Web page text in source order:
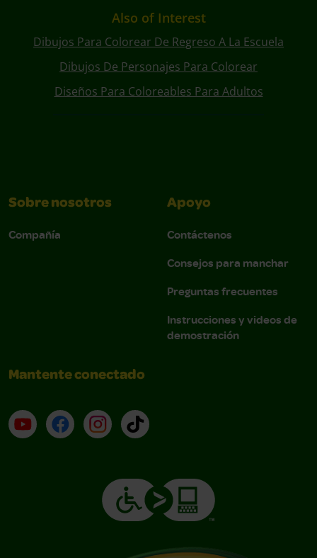
Also of Interest
Dibujos Para Colorear De Regreso A La Escuela
Dibujos De Personajes Para Colorear
Diseños Para Coloreables Para Adultos
Sobre nosotros
Compañía
Apoyo
Contáctenos
Consejos para manchar
Preguntas frecuentes
Instrucciones y videos de
demostración
Mantente conectado
YouTube (en inglés)
Facebook (en inglés)
Instagram (en inglés)
TikTok